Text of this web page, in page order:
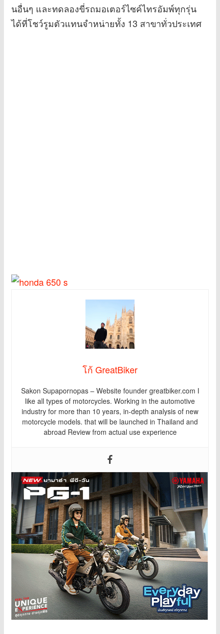
นอื่นๆ และทดลองขี่รถมอเตอร์ไซค์ไทรอัมพ์ทุกรุ่น
ได้ที่โชว์รูมตัวแทนจำหน่ายทั้ง 13 สาขาทั่วประเทศ
โก้ GreatBiker
Sakon Supapornopas – Website founder greatbiker.com I
like all types of motorcycles. Working in the automotive
industry for more than 10 years, in-depth analysis of new
motorcycle models. that will be launched in Thailand and
abroad Review from actual use experience